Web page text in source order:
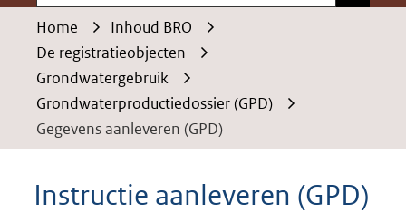
Home
Inhoud BRO
De registratieobjecten
Grondwatergebruik
Grondwaterproductiedossier (GPD)
Gegevens aanleveren (GPD)
Instructie aanleveren (GPD)